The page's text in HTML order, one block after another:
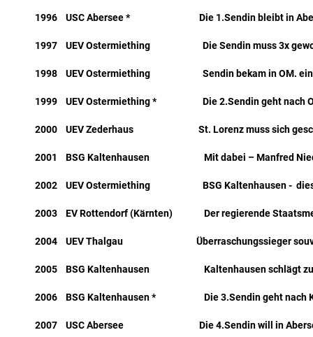
1996 USC Abersee * Die 1.Sendin bleibt in
1997 UEV Ostermiething Die Sendin muss 3x
1998 UEV Ostermiething Sendin bekam in OM. ein
1999 UEV Ostermiething * Die 2.Sendin geht nach
2000 UEV Zederhaus St. Lorenz muss sich
2001 BSG Kaltenhausen Mit dabei – Manfred
2002 UEV Ostermiething BSG Kaltenhausen -
2003 EV Rottendorf (Kärnten) Der regierende
2004 UEV Thalgau Überraschungssieger
2005 BSG Kaltenhausen Kaltenhausen schlägt
2006 BSG Kaltenhausen * Die 3.Sendin geht nach
2007 USC Abersee Die 4.Sendin will in